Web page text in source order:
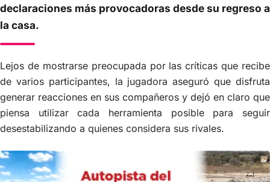
declaraciones más provocadoras desde su regreso a
la casa.
Lejos de mostrarse preocupada por las críticas que recibe
de varios participantes, la jugadora aseguró que disfruta
generar reacciones en sus compañeros y dejó en claro que
piensa utilizar cada herramienta posible para seguir
desestabilizando a quienes considera sus rivales.